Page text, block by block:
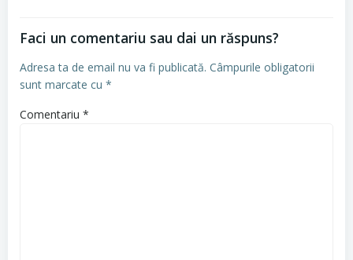
Faci un comentariu sau dai un răspuns?
Adresa ta de email nu va fi publicată. Câmpurile obligatorii
sunt marcate cu *
Comentariu *